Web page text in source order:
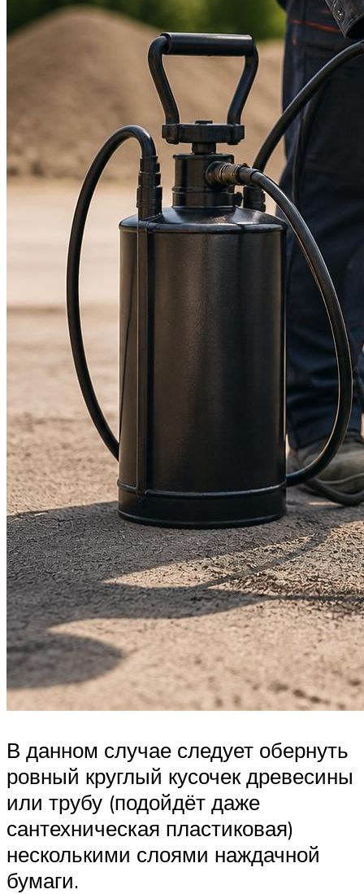
В данном случае следует обернуть
ровный круглый кусочек древесины
или трубу (подойдёт даже
сантехническая пластиковая)
несколькими слоями наждачной
бумаги.